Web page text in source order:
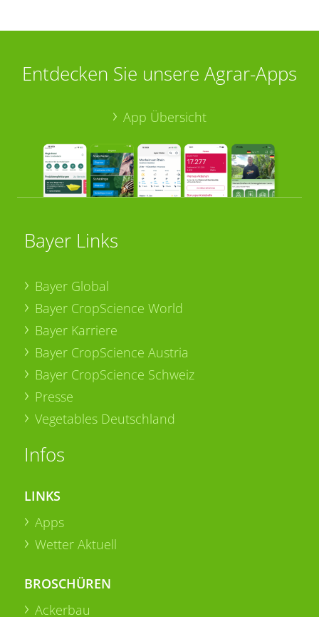
Entdecken Sie unsere Agrar-Apps
App Übersicht
Bayer Links
Bayer Global
Bayer CropScience World
Bayer Karriere
Bayer CropScience Austria
Bayer CropScience Schweiz
Presse
Vegetables Deutschland
Infos
LINKS
Apps
Wetter Aktuell
BROSCHÜREN
Ackerbau